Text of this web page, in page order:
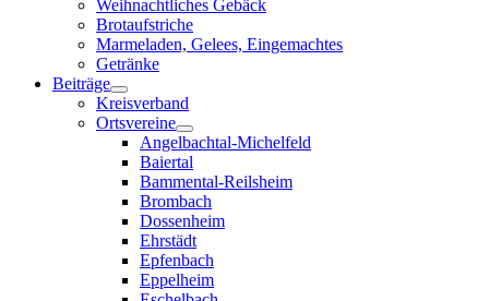
Weihnachtliches Gebäck
Brotaufstriche
Marmeladen, Gelees, Eingemachtes
Getränke
Beiträge
Kreisverband
Ortsvereine
Angelbachtal-Michelfeld
Baiertal
Bammental-Reilsheim
Brombach
Dossenheim
Ehrstädt
Epfenbach
Eppelheim